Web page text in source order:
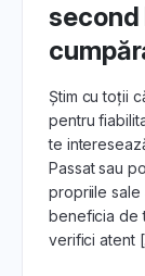
second
Știm cu toții
pentru
te
Passat sau
propriile sale
beneficia de
verifici atent